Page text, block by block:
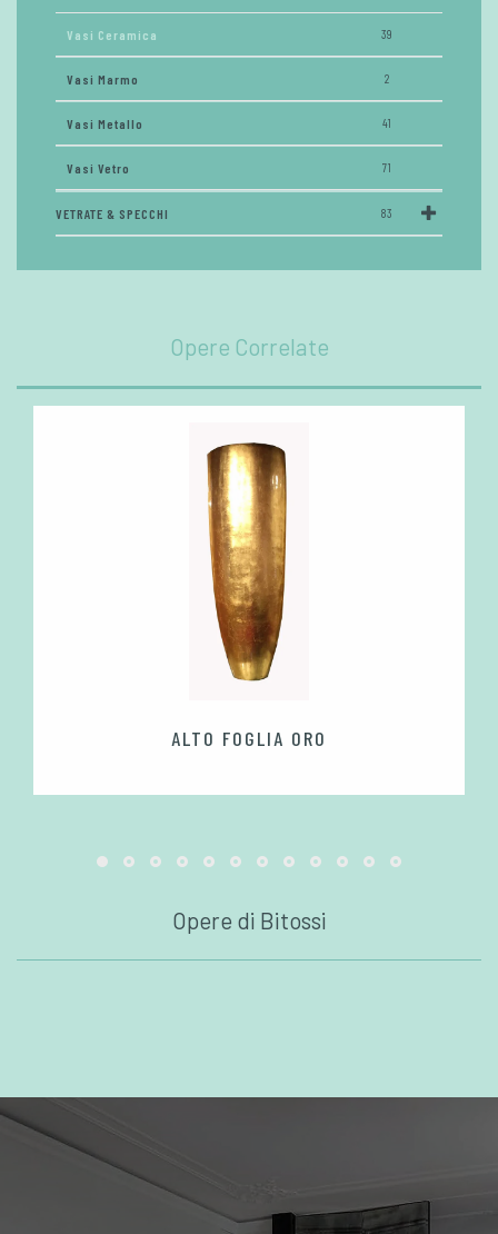
Vasi Ceramica 39
Vasi Marmo 2
Vasi Metallo 41
Vasi Vetro 71
VETRATE & SPECCHI 83
Opere Correlate
ALTO FOGLIA ORO
Opere di Bitossi